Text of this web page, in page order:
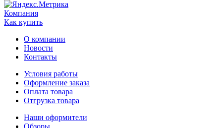
Компания
Как купить
О компании
Новости
Контакты
Условия работы
Оформление заказа
Оплата товара
Отгрузка товара
Наши оформители
Обзоры